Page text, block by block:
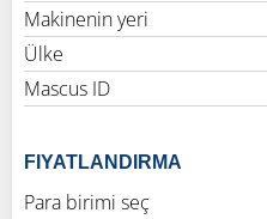
Makinenin yeri
Ülke
Mascus ID
FIYATLANDIRMA
Para birimi seç